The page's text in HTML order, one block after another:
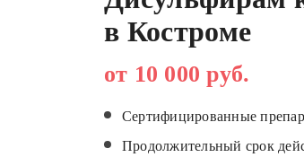
в Костроме
от 10 000 руб.
Сертифицированные
Продолжительный срок